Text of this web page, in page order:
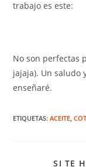
trabajo es este:
No son perfectas
jajaja). Un saludo
enseñaré.
ETIQUETAS:ACEITE,
SI TE